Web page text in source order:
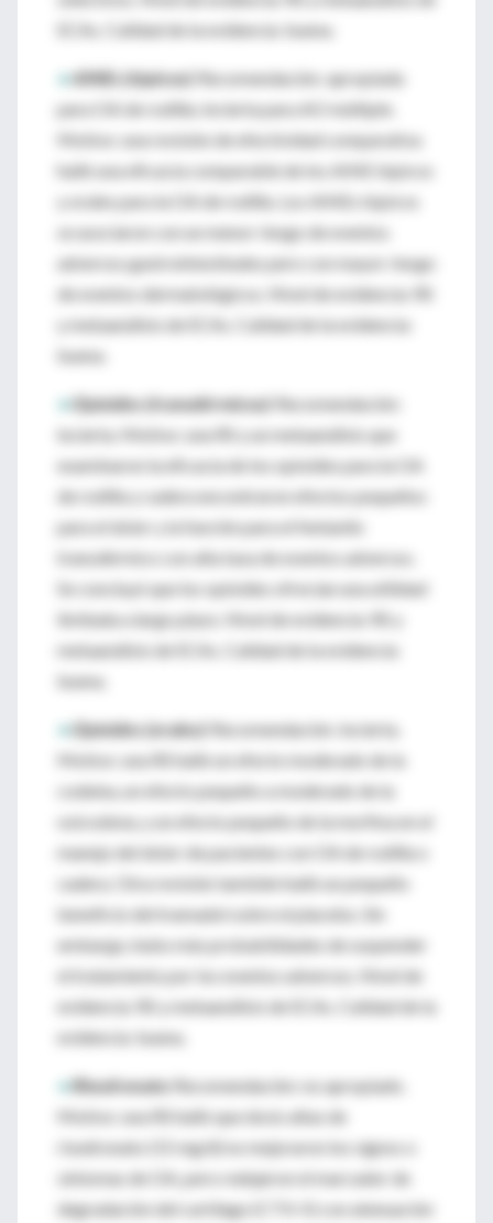
ECAs. Calidad de la evidencia: buena.
•AINEs (tópicos): Recomendación: apropiada
para OA de rodilla; incierta para AO múltiple.
Motivo: una revisión de efectividad comparativa
halló una eficacia comparable de los AINE tópicos
y orales para la OA de rodilla. Los AINEs tópicos
se asociaron con un menor riesgo de eventos
adversos gastrointestinales pero con mayor riesgo
de eventos dermatológicos. Nivel de evidencia: RS
y metaanálisis de ECAs. Calidad de la evidencia:
buena.
•Opioides (transdérmicos): Recomendación:
incierta. Motivo: una RS y un metaanálisis que
examinaron la eficacia de los opioides para la OA
de rodilla y cadera encontraron efectos pequeños
para el dolor y la función para el fentanilo
transdérmico con alta tasa de eventos adversos.
Se concluyó que los opioides ofrecían una utilidad
limitada a largo plazo. Nivel de evidencia: RS y
metaanálisis de ECAs. Calidad de la evidencia:
buena.
•Opioides (orales): Recomendación: incierta.
Motivo: una RS halló un efecto moderado de la
codeína, un efecto pequeño a moderado de la
oxicodona, y un efecto pequeño de la morfina en el
manejo del dolor de pacientes con OA de rodilla o
cadera. Otra revisión también halló un pequeño
beneficio del tramadol sobre el placebo. Sin
embargo, hubo más probabilidades de suspender
el tratamiento por los eventos adversos. Nivel de
evidencia: RS y metaanálisis de ECAs. Calidad de la
evidencia: buena.
•Risedronato: Recomendación: no apropiado.
Motivo: una RS halló que dosis altas de
risedronato (15 mg/d) no mejoraron los signos o
síntomas de OA, pero redujeron el marcador de
degradación del cartílago (CTX-II) con atenuación